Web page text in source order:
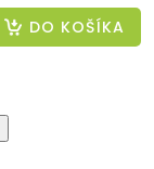
DO KOŠÍKA